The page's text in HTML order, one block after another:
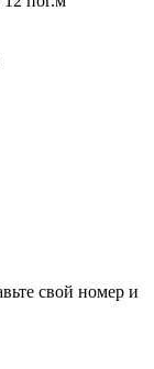
свой номер и